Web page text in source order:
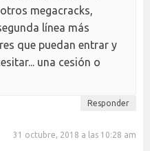
megacracks,
línea más
que puedan entrar y
una cesión o
Responder
31 octubre, 2018 a las 10:28 am